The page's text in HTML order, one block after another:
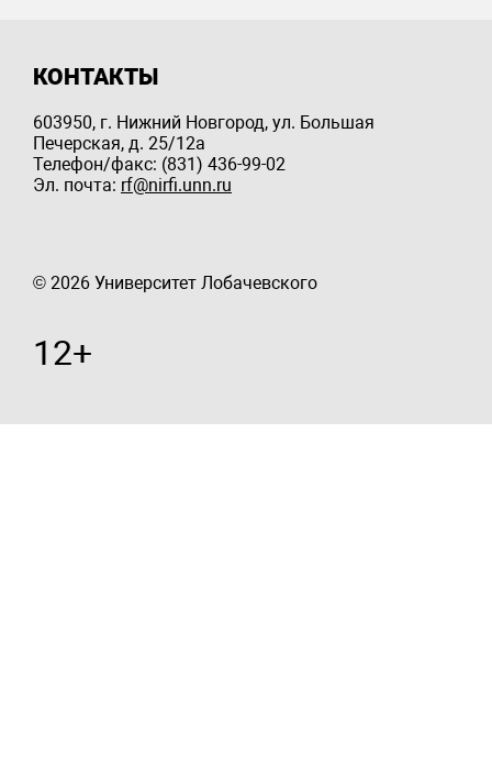
КОНТАКТЫ
603950, г. Нижний Новгород, ул. Большая
Печерская, д. 25/12a
Телефон/факс: (831) 436-99-02
Эл. почта: rf@nirfi.unn.ru
© 2026 Университет Лобачевского
12+